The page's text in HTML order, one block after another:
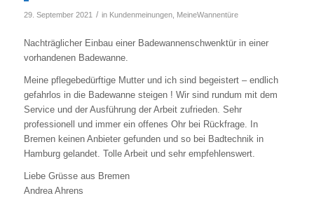
29. September 2021 / in Kundenmeinungen, MeineWannentüre
Nachträglicher Einbau einer Badewannenschwenktür in einer
vorhandenen Badewanne.
Meine pflegebedürftige Mutter und ich sind begeistert – endlich
gefahrlos in die Badewanne steigen ! Wir sind rundum mit dem
Service und der Ausführung der Arbeit zufrieden. Sehr
professionell und immer ein offenes Ohr bei Rückfrage. In
Bremen keinen Anbieter gefunden und so bei Badtechnik in
Hamburg gelandet. Tolle Arbeit und sehr empfehlenswert.
Liebe Grüsse aus Bremen
Andrea Ahrens